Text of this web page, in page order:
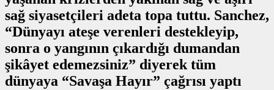
sağ siyasetçileri adeta topa tuttu. Sanchez,
“Dünyayı ateşe verenleri destekleyip,
sonra o yangının çıkardığı dumandan
şikâyet edemezsiniz” diyerek tüm
dünyaya “Savaşa Hayır” çağrısı yaptı